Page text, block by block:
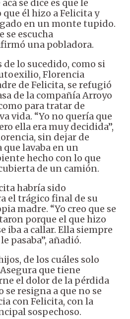
se dice es que le
él hizo a Felicita y
en un monte tupido.
se escucha
una pobladora.
de lo sucedido, como si
Florencia
de Felicita, se refugió
de la compañía Arroyo
para tratar de
vida. “Yo no quería que
ella era muy decidida”,
sin dejar de
lavaba en un
hecho con lo que
de un camión.
habría sido
el trágico final de su
madre. “Yo creo que se
porque el que hizo
iba a callar. Ella siempre
pasaba”, añadió.
de los cuáles solo
que tiene
el dolor de la pérdida
se resigna a que no se
con Felicita, con la
sospechoso.